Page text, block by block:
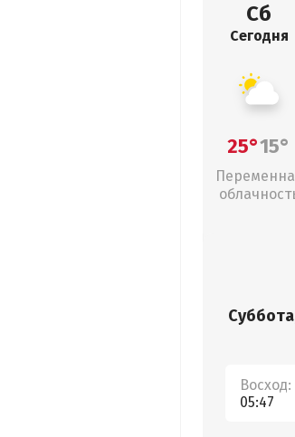
Сб
Сегодня
25°15°
Восход:
05:47